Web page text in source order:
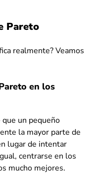
Pareto
realmente? Veamos
en los
un pequeño
la mayor parte de
lugar de intentar
centrarse en los
mucho mejores.